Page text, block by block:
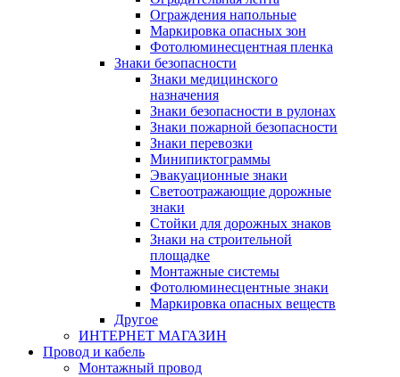
Ограждения напольные
Маркировка опасных зон
Фотолюминесцентная пленка
Знаки безопасности
Знаки медицинского
назначения
Знаки безопасности в рулонах
Знаки пожарной безопасности
Знаки перевозки
Минипиктограммы
Эвакуационные знаки
Светоотражающие дорожные
знаки
Стойки для дорожных знаков
Знаки на строительной
площадке
Монтажные системы
Фотолюминесцентные знаки
Маркировка опасных веществ
Другое
ИНТЕРНЕТ МАГАЗИН
Провод и кабель
Монтажный провод